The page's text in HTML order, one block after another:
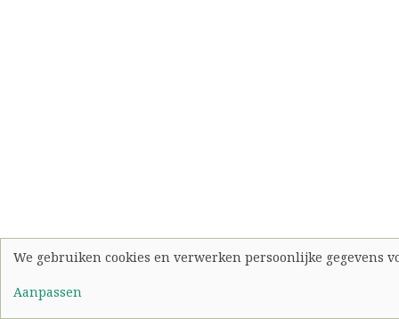
of
We gebruiken cookies en verwerken persoonlijke gegevens
Aanpassen